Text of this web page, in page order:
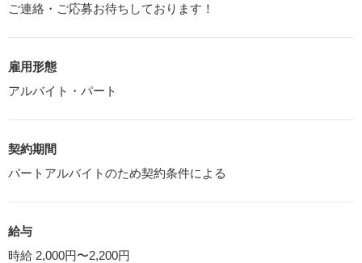
ご連絡・ご応募お待ちしております！
雇用形態
アルバイト・パート
契約期間
パートアルバイトのため契約条件による
給与
時給 2,000円〜2,200円